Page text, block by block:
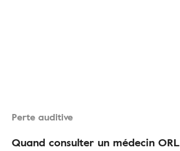
Perte auditive
Quand consulter un médecin ORL